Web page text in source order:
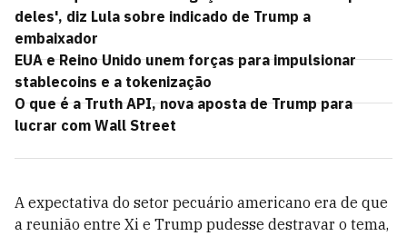
deles', diz Lula sobre indicado de Trump a
embaixador
EUA e Reino Unido unem forças para impulsionar
stablecoins e a tokenização
O que é a Truth API, nova aposta de Trump para
lucrar com Wall Street
A expectativa do setor pecuário americano era de que
a reunião entre Xi e Trump pudesse destravar o tema,